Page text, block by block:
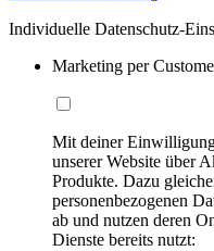
Individuelle Datenschutz-
Marketing per
Mit deiner
unserer Website über
Produkte. Dazu
personenbezogenen
ab und nutzen deren
Dienste bereits nutzt: